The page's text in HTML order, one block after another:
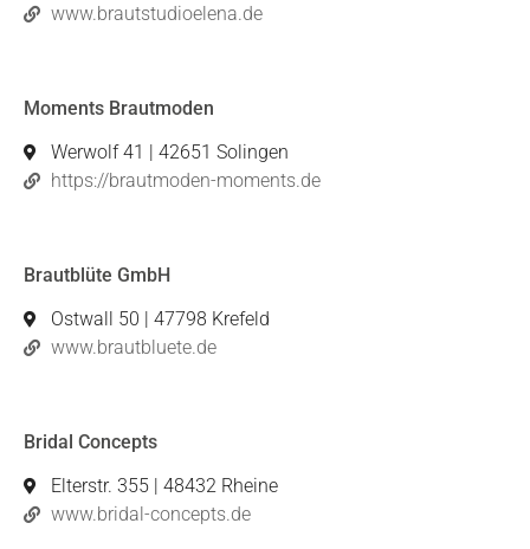
www.brautstudioelena.de
Moments Brautmoden
Werwolf 41 | 42651 Solingen
https://brautmoden-moments.de
Brautblüte GmbH
Ostwall 50 | 47798 Krefeld
www.brautbluete.de
Bridal Concepts
Elterstr. 355 | 48432 Rheine
www.bridal-concepts.de